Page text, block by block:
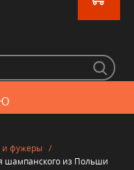
и фужеры /
шампанского из Польши